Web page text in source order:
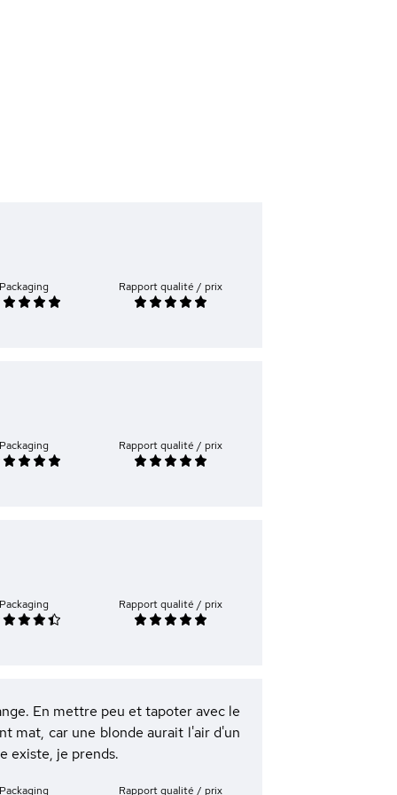
Packaging Rapport qualité / prix
Packaging Rapport qualité / prix
Packaging Rapport qualité / prix
En mettre peu et tapoter avec le
mat, car une blonde aurait l'air d'un
existe, je prends.
Packaging Rapport qualité / prix